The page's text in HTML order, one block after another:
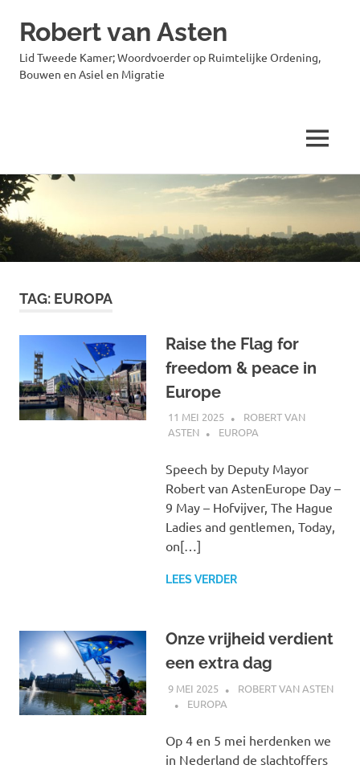
Ga
naar
de
inhoud
Robert van Asten
Lid Tweede Kamer; Woordvoerder op Ruimtelijke Ordening,
Bouwen en Asiel en Migratie
MENU
TAG: EUROPA
Raise the Flag for
freedom & peace in
Europe
11 MEI 2025
ROBERT VAN
ASTEN
EUROPA
Speech by Deputy Mayor
Robert van AstenEurope Day –
9 May – Hofvijver, The Hague
Ladies and gentlemen, Today,
on[…]
LEES VERDER
Onze vrijheid verdient
een extra dag
9 MEI 2025
ROBERT VAN ASTEN
EUROPA
Op 4 en 5 mei herdenken we
in Nederland de slachtoffers